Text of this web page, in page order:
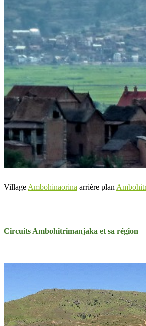
Village Ambohinaorina arrière plan
Circuits Ambohitrimanjaka et sa région